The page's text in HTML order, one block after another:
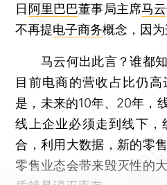
日 阿里巴巴董事局主席马云
不再提电子商务概念，因为
马云何出此言？谁都知
目前电商的营收占比仍
是，未来的10年、20年，
线上企业必须走到线下
合，利用大数据，新的零
零售业态会带来毁灭性的